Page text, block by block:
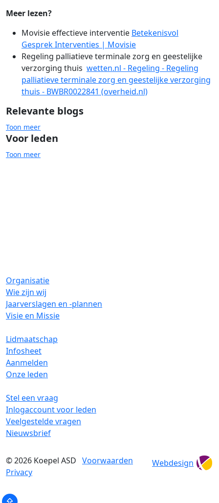
Meer lezen?
Movisie effectieve interventie Betekenisvol
Gesprek Interventies | Movisie
Regeling palliatieve terminale zorg en geestelijke
verzorging thuis wetten.nl - Regeling - Regeling
palliatieve terminale zorg en geestelijke verzorging
thuis - BWBR0022841 (overheid.nl)
Relevante blogs
Toon meer
Voor leden
Toon meer
Organisatie
Wie zijn wij
Jaarverslagen en -plannen
Visie en Missie
Lidmaatschap
Infosheet
Aanmelden
Onze leden
Stel een vraag
Inlogaccount voor leden
Veelgestelde vragen
Nieuwsbrief
© 2026 Koepel ASD Voorwaarden
Privacy
Webdesign